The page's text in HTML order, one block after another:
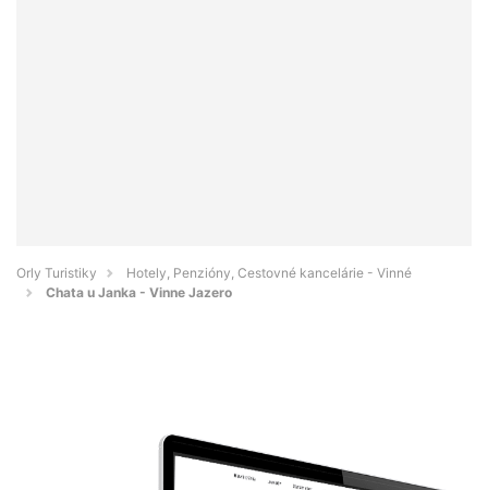
Orly Turistiky
Hotely, Penzióny, Cestovné kancelárie - Vinné
Chata u Janka - Vinne Jazero